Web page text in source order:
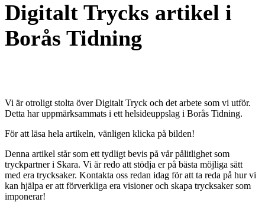
Digitalt Trycks artikel i
Borås Tidning
Vi är otroligt stolta över Digitalt Tryck och det arbete som vi utför.
Detta har uppmärksammats i ett helsideuppslag i Borås Tidning.
För att läsa hela artikeln, vänligen klicka på bilden!
Denna artikel står som ett tydligt bevis på vår pålitlighet som
tryckpartner i Skara. Vi är redo att stödja er på bästa möjliga sätt
med era trycksaker. Kontakta oss redan idag för att ta reda på hur vi
kan hjälpa er att förverkliga era visioner och skapa trycksaker som
imponerar!